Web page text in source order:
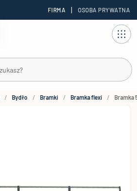
FIRMA | OSOBA PRYWATNA
Bydło Bramki Bramka flexi Bramka